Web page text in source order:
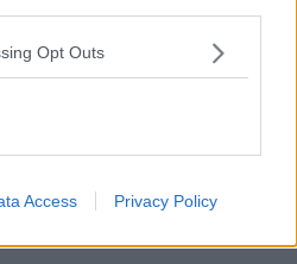
Opt Outs
Access Privacy Policy
il call center aziendale: da
numero verde 800 575 800 mentre
cellulare e codice fiscale. Nel